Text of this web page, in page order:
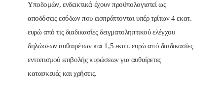
Υποδομών, ενδεικτικά έχουν προϋπολογιστεί ως
αποδόσεις εσόδων που εισπράττονται υπέρ τρίτων 4 εκατ.
ευρώ από τις διαδικασίες δειγματοληπτικού ελέγχου
δηλώσεων αυθαιρέτων και 1,5 εκατ. ευρώ από διαδικασίες
εντοπισμού επιβολής κυρώσεων για αυθαίρετες
κατασκευές και χρήσεις.